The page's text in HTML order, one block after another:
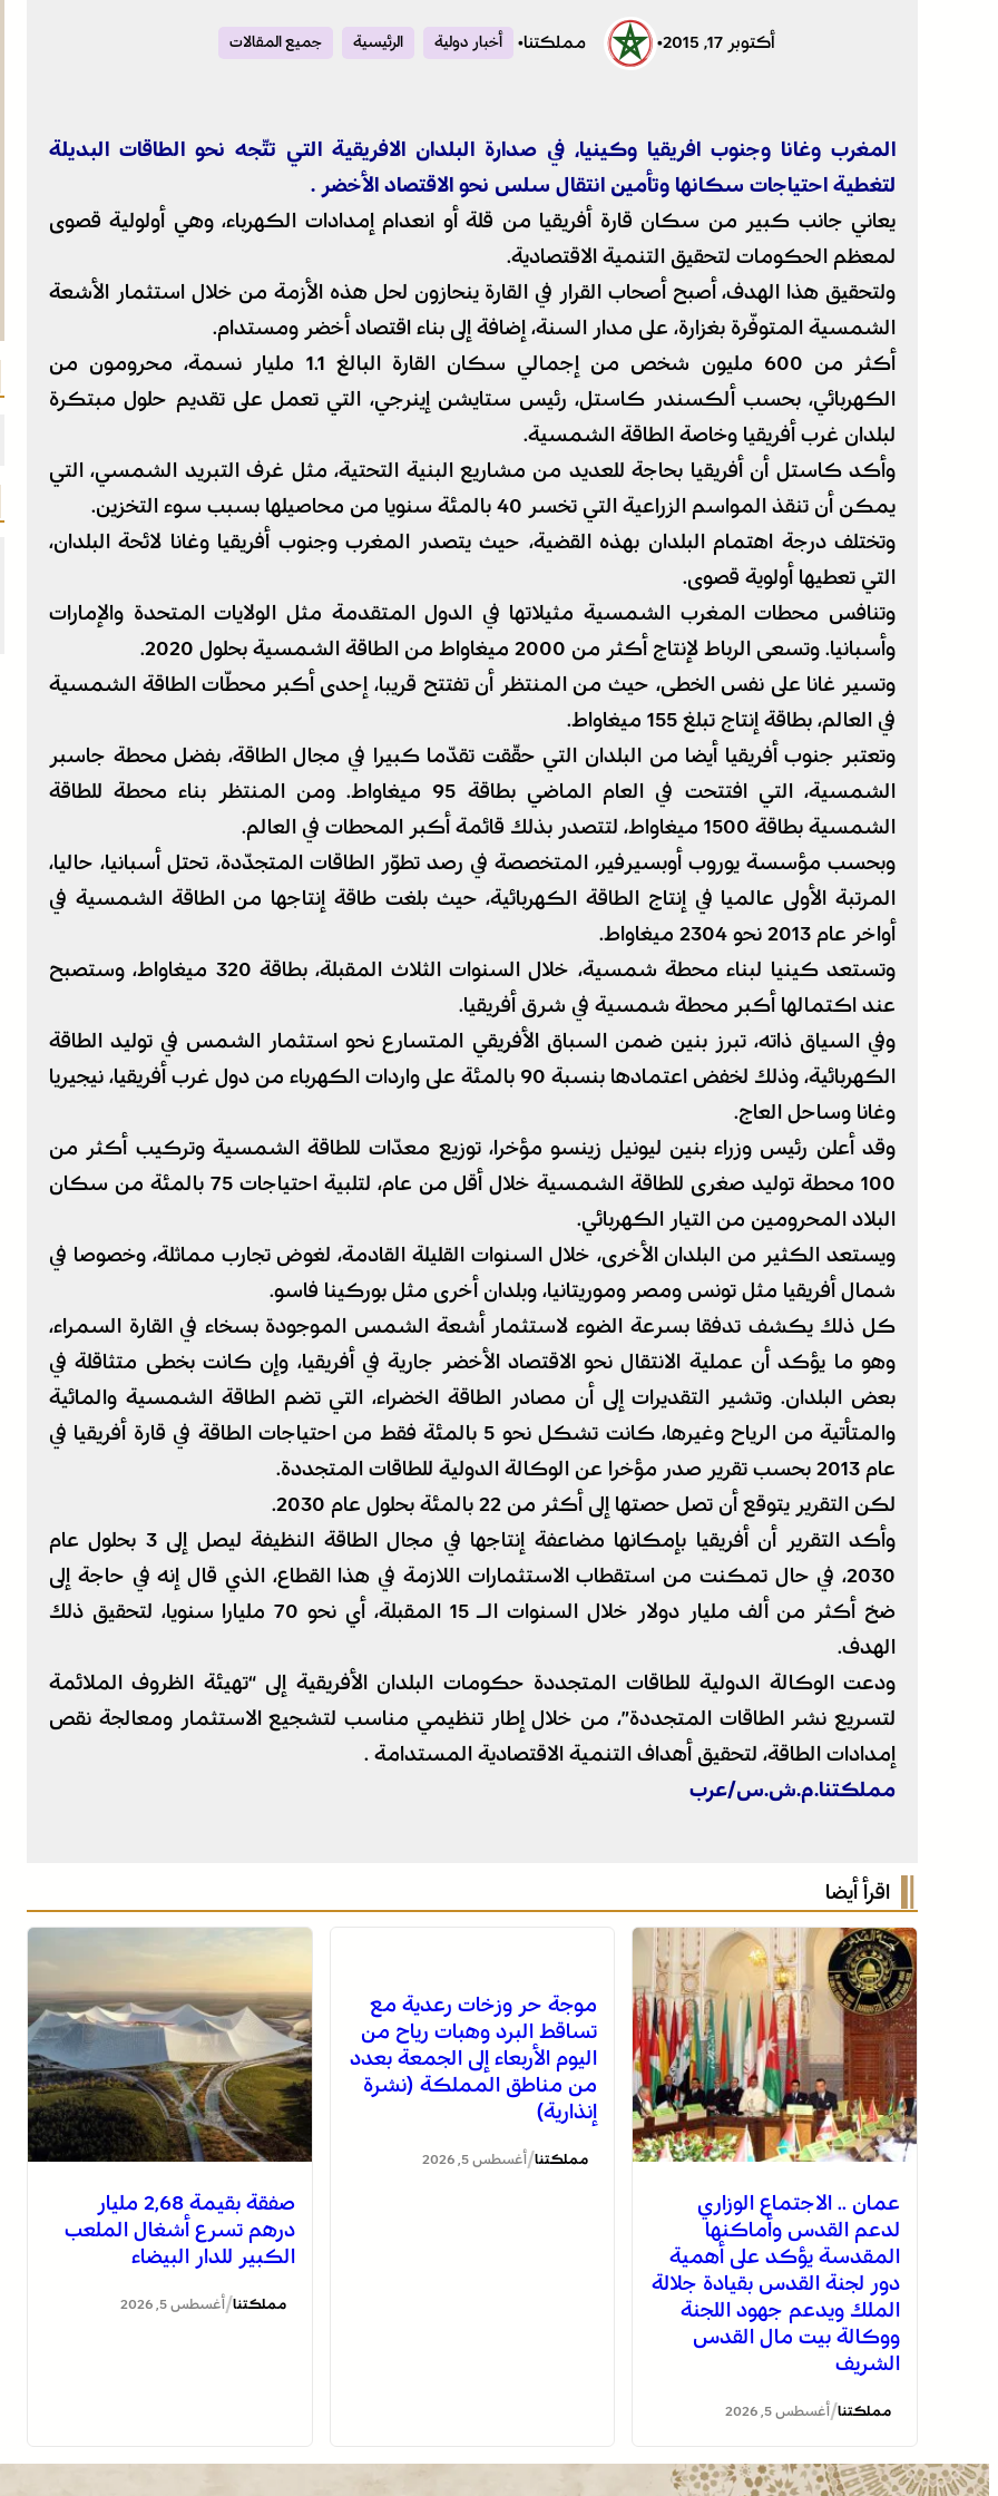
أكتوبر 17, 2015 • مملكتنا• أخبار دولية الرئيسية جميع المقالات
المغرب وغانا وجنوب افريقيا وكينيا، في صدارة البلدان الافريقية التي تتّجه نحو الطاقات البديلة
لتغطية احتياجات سكانها وتأمين انتقال سلس نحو الاقتصاد الأخضر .
يعاني جانب كبير من سكان قارة أفريقيا من قلة أو انعدام إمدادات الكهرباء، وهي أولولية قصوى
لمعظم الحكومات لتحقيق التنمية الاقتصادية.
ولتحقيق هذا الهدف، أصبح أصحاب القرار في القارة ينحازون لحل هذه الأزمة من خلال استثمار الأشعة
الشمسية المتوفّرة بغزارة، على مدار السنة، إضافة إلى بناء اقتصاد أخضر ومستدام.
أكثر من 600 مليون شخص من إجمالي سكان القارة البالغ 1.1 مليار نسمة، محرومون من
الكهربائي، بحسب ألكسندر كاستل، رئيس ستايشن إينرجي، التي تعمل على تقديم حلول مبتكرة
لبلدان غرب أفريقيا وخاصة الطاقة الشمسية.
وأكد كاستل أن أفريقيا بحاجة للعديد من مشاريع البنية التحتية، مثل غرف التبريد الشمسي، التي
يمكن أن تنقذ المواسم الزراعية التي تخسر 40 بالمئة سنويا من محاصيلها بسبب سوء التخزين.
وتختلف درجة اهتمام البلدان بهذه القضية، حيث يتصدر المغرب وجنوب أفريقيا وغانا لائحة البلدان،
التي تعطيها أولوية قصوى.
وتنافس محطات المغرب الشمسية مثيلاتها في الدول المتقدمة مثل الولايات المتحدة والإمارات
وأسبانيا. وتسعى الرباط لإنتاج أكثر من 2000 ميغاواط من الطاقة الشمسية بحلول 2020.
وتسير غانا على نفس الخطى، حيث من المنتظر أن تفتتح قريبا، إحدى أكبر محطّات الطاقة الشمسية
في العالم، بطاقة إنتاج تبلغ 155 ميغاواط.
وتعتبر جنوب أفريقيا أيضا من البلدان التي حقّقت تقدّما كبيرا في مجال الطاقة، بفضل محطة جاسبر
الشمسية، التي افتتحت في العام الماضي بطاقة 95 ميغاواط. ومن المنتظر بناء محطة للطاقة
الشمسية بطاقة 1500 ميغاواط، لتتصدر بذلك قائمة أكبر المحطات في العالم.
وبحسب مؤسسة يوروب أوبسيرفير، المتخصصة في رصد تطوّر الطاقات المتجدّدة، تحتل أسبانيا، حاليا،
المرتبة الأولى عالميا في إنتاج الطاقة الكهربائية، حيث بلغت طاقة إنتاجها من الطاقة الشمسية في
أواخر عام 2013 نحو 2304 ميغاواط.
وتستعد كينيا لبناء محطة شمسية، خلال السنوات الثلاث المقبلة، بطاقة 320 ميغاواط، وستصبح
عند اكتمالها أكبر محطة شمسية في شرق أفريقيا.
وفي السياق ذاته، تبرز بنين ضمن السباق الأفريقي المتسارع نحو استثمار الشمس في توليد الطاقة
الكهربائية، وذلك لخفض اعتمادها بنسبة 90 بالمئة على واردات الكهرباء من دول غرب أفريقيا، نيجيريا
وغانا وساحل العاج.
وقد أعلن رئيس وزراء بنين ليونيل زينسو مؤخرا، توزيع معدّات للطاقة الشمسية وتركيب أكثر من
100 محطة توليد صغرى للطاقة الشمسية خلال أقل من عام، لتلبية احتياجات 75 بالمئة من سكان
البلاد المحرومين من التيار الكهربائي.
ويستعد الكثير من البلدان الأخرى، خلال السنوات القليلة القادمة، لغوض تجارب مماثلة، وخصوصا في
شمال أفريقيا مثل تونس ومصر وموريتانيا، وبلدان أخرى مثل بوركينا فاسو.
كل ذلك يكشف تدفقا بسرعة الضوء لاستثمار أشعة الشمس الموجودة بسخاء في القارة السمراء،
وهو ما يؤكد أن عملية الانتقال نحو الاقتصاد الأخضر جارية في أفريقيا، وإن كانت بخطى متثاقلة في
بعض البلدان. وتشير التقديرات إلى أن مصادر الطاقة الخضراء، التي تضم الطاقة الشمسية والمائية
والمتأتية من الرياح وغيرها، كانت تشكل نحو 5 بالمئة فقط من احتياجات الطاقة في قارة أفريقيا في
عام 2013 بحسب تقرير صدر مؤخرا عن الوكالة الدولية للطاقات المتجددة.
لكن التقرير يتوقع أن تصل حصتها إلى أكثر من 22 بالمئة بحلول عام 2030.
وأكد التقرير أن أفريقيا بإمكانها مضاعفة إنتاجها في مجال الطاقة النظيفة ليصل إلى 3 بحلول عام
2030، في حال تمكنت من استقطاب الاستثمارات اللازمة في هذا القطاع، الذي قال إنه في حاجة إلى
ضخ أكثر من ألف مليار دولار خلال السنوات الـ 15 المقبلة، أي نحو 70 مليارا سنويا، لتحقيق ذلك
الهدف.
ودعت الوكالة الدولية للطاقات المتجددة حكومات البلدان الأفريقية إلى “تهيئة الظروف الملائمة
لتسريع نشر الطاقات المتجددة”، من خلال إطار تنظيمي مناسب لتشجيع الاستثمار ومعالجة نقص
إمدادات الطاقة، لتحقيق أهداف التنمية الاقتصادية المستدامة .
مملكتنا.م.ش.س/عرب
اقرأ أيضا
عمان .. الاجتماع الوزاري
لدعم القدس وأماكنها
المقدسة يؤكد على أهمية
دور لجنة القدس بقيادة جلالة
الملك ويدعم جهود اللجنة
ووكالة بيت مال القدس
الشريف
مملكتنا/ أغسطس 5, 2026
موجة حر وزخات رعدية مع
تساقط البرد وهبات رياح من
اليوم الأربعاء إلى الجمعة بعدد
من مناطق المملكة (نشرة
إنذارية)
مملكتنا/ أغسطس 5, 2026
صفقة بقيمة 2,68 مليار
درهم تسرع أشغال الملعب
الكبير للدار البيضاء
مملكتنا/ أغسطس 5, 2026